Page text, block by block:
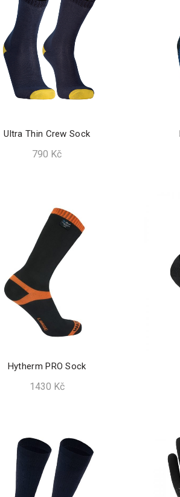
Ultra Thin Crew Sock
790 Kč
Hytherm PRO Sock
1430 Kč